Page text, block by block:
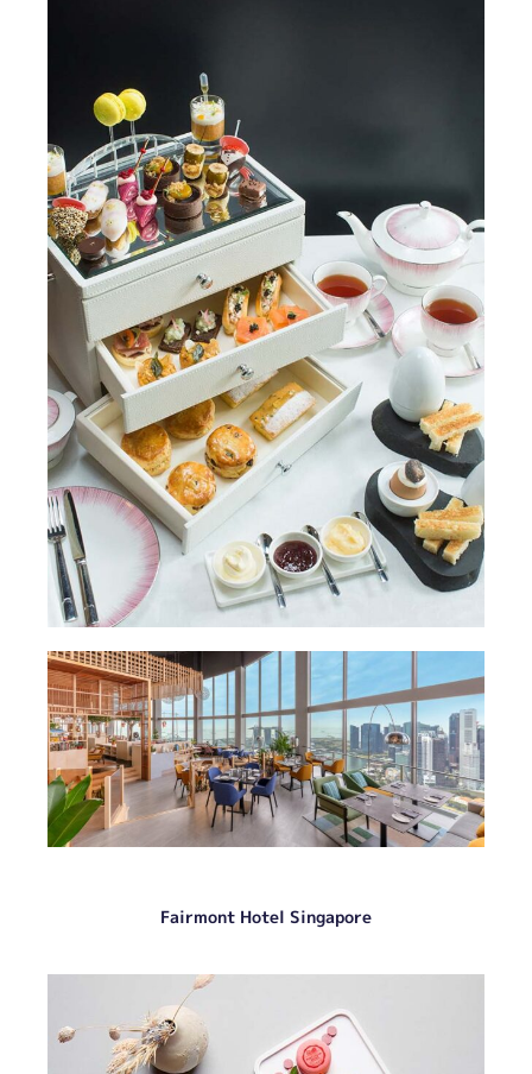
Fairmont Hotel Singapore